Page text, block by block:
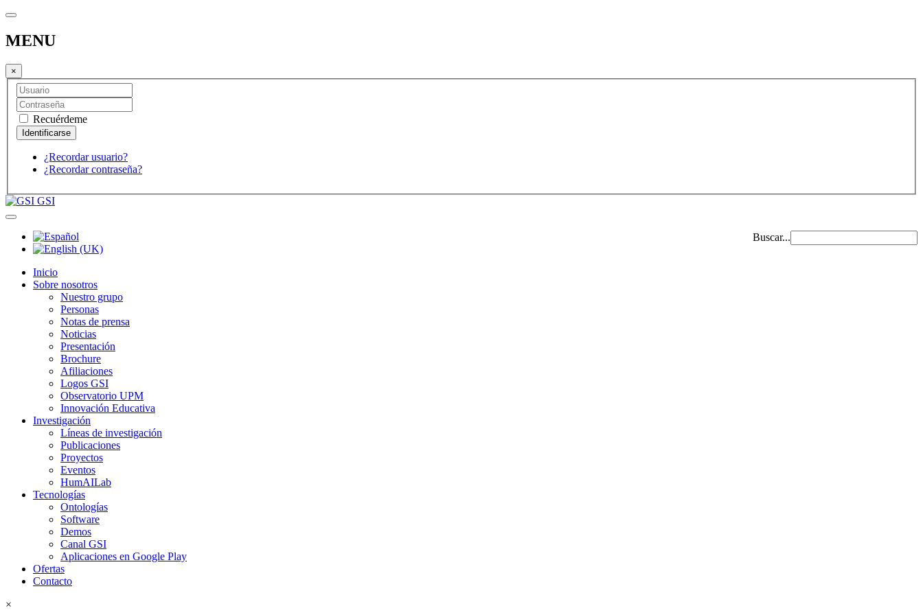
MENU
×
Recuérdeme
¿Recordar usuario?
¿Recordar contraseña?
GSI
Buscar...
Inicio
Sobre nosotros
Nuestro grupo
Personas
Notas de prensa
Noticias
Presentación
Brochure
Afiliaciones
Logos GSI
Observatorio UPM
Innovación Educativa
Investigación
Líneas de investigación
Publicaciones
Proyectos
Eventos
HumAILab
Tecnologías
Ontologías
Software
Demos
Canal GSI
Aplicaciones en Google Play
Ofertas
Contacto
×